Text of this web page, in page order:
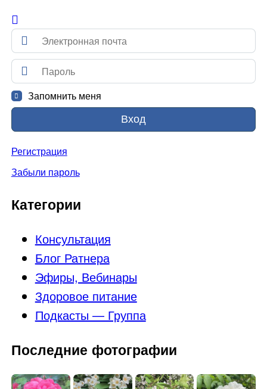
Запомнить меня
Вход
Регистрация
Забыли пароль
Категории
Консультация
Блог Ратнера
Эфиры, Вебинары
Здоровое питание
Подкасты — Группа
Последние фотографии